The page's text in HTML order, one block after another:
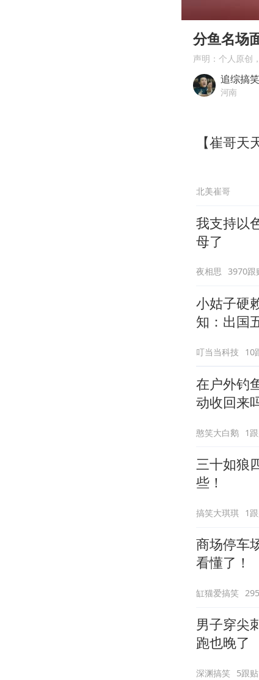
分鱼名场
声明：个人原创
追综搞
河南
【崔哥
北美崔哥
我支持以
母了
夜相思 3970跟
小姑子硬
知：出国
叮当当科技 10
在户外钓
动收回来
憨笑大白鹅 1
三十如狼
些！
搞笑大琪琪 1
商场停车
看懂了！
缸猫爱搞笑
男子穿尖
跑也晚了
深渊搞笑 5跟贴